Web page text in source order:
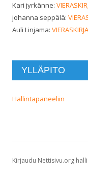
Kari jyrkänne:
johanna seppälä:
Auli Linjama: VIERASKIRJA
YLLÄPITO
Hallintapaneeliin
Kirjaudu Nettisivu.org